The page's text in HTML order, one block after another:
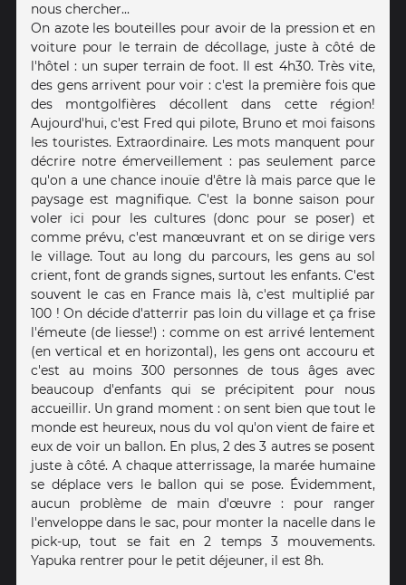
nous chercher...
On azote les bouteilles pour avoir de la pression et en
voiture pour le terrain de décollage, juste à côté de
l'hôtel : un super terrain de foot. Il est 4h30. Très vite,
des gens arrivent pour voir : c'est la première fois que
des montgolfières décollent dans cette région!
Aujourd'hui, c'est Fred qui pilote, Bruno et moi faisons
les touristes. Extraordinaire. Les mots manquent pour
décrire notre émerveillement : pas seulement parce
qu'on a une chance inouïe d'être là mais parce que le
paysage est magnifique. C'est la bonne saison pour
voler ici pour les cultures (donc pour se poser) et
comme prévu, c'est manœuvrant et on se dirige vers
le village. Tout au long du parcours, les gens au sol
crient, font de grands signes, surtout les enfants. C'est
souvent le cas en France mais là, c'est multiplié par
100 ! On décide d'atterrir pas loin du village et ça frise
l'émeute (de liesse!) : comme on est arrivé lentement
(en vertical et en horizontal), les gens ont accouru et
c'est au moins 300 personnes de tous âges avec
beaucoup d'enfants qui se précipitent pour nous
accueillir. Un grand moment : on sent bien que tout le
monde est heureux, nous du vol qu'on vient de faire et
eux de voir un ballon. En plus, 2 des 3 autres se posent
juste à côté. A chaque atterrissage, la marée humaine
se déplace vers le ballon qui se pose. Évidemment,
aucun problème de main d'œuvre : pour ranger
l'enveloppe dans le sac, pour monter la nacelle dans le
pick-up, tout se fait en 2 temps 3 mouvements.
Yapuka rentrer pour le petit déjeuner, il est 8h.